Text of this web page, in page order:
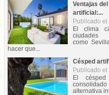
Ventajas
artificial:...
Publicado
El clima
ciudades
como
hacer que...
Césped
Publicado
El
alternativa